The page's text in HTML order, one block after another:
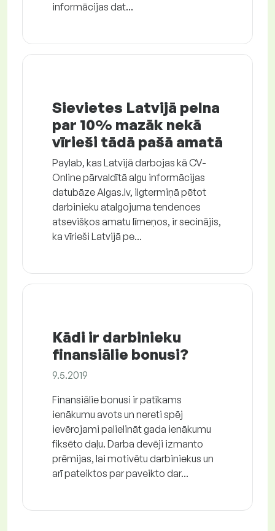
informācijas dat...
Sievietes Latvijā pelna
par 10% mazāk nekā
vīrieši tādā pašā amatā
Paylab, kas Latvijā darbojas kā CV-
Online pārvaldītā algu informācijas
datubāze Algas.lv, ilgtermiņā pētot
darbinieku atalgojuma tendences
atsevišķos amatu līmeņos, ir secinājis,
ka vīrieši Latvijā pe...
Kādi ir darbinieku
finansiālie bonusi?
9.5.2019
Finansiālie bonusi ir patīkams
ienākumu avots un nereti spēj
ievērojami palielināt gada ienākumu
fiksēto daļu. Darba devēji izmanto
prēmijas, lai motivētu darbiniekus un
arī pateiktos par paveikto dar...